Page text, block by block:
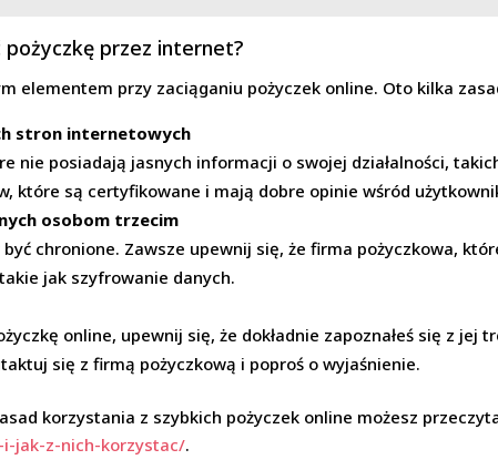
pożyczkę przez internet?
elementem przy zaciąganiu pożyczek online. Oto kilka
stron internetowych
nie posiadają jasnych informacji o swojej działalności,
które są certyfikowane i mają dobre opinie wśród
osobom trzecim
chronione. Zawsze upewnij się, że firma pożyczkowa,
jak szyfrowanie danych.
online, upewnij się, że dokładnie zapoznałeś się z jej
się z firmą pożyczkową i poproś o wyjaśnienie.
korzystania z szybkich pożyczek online możesz
jak-z-nich-korzystac/.